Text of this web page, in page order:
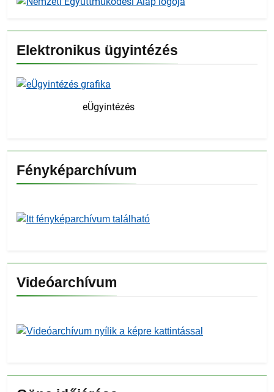
Elektronikus ügyintézés
eÜgyintézés
Fényképarchívum
Videóarchívum